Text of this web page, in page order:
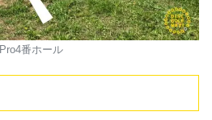
Pro4番ホール